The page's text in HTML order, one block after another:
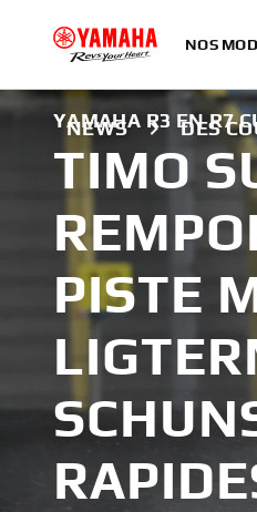
NOS
NEWS DES
YAMAHA R3 EN R7
TIMO
PISTE